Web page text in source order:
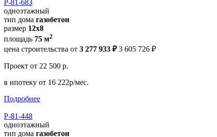
Р-81-683
одноэтажный
тип дома газобетон
размер 12x8
площадь 75 м2
цена строительства от 3 277 933 ₽ 3 605 726 ₽
Проект от 22 500 р.
в ипотеку от 16 222р/мес.
Подробнее
Р-81-448
одноэтажный
тип дома газобетон